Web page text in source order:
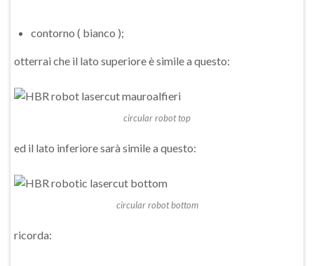
contorno ( bianco );
otterrai che il lato superiore è simile a questo:
circular robot top
ed il lato inferiore sarà simile a questo:
circular robot bottom
ricorda: